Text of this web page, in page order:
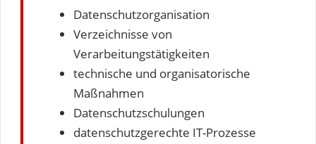
Datenschutzorganisation
Verzeichnisse von
Verarbeitungstätigkeiten
technische und organisatorische
Maßnahmen
Datenschutzschulungen
datenschutzgerechte IT-Prozesse